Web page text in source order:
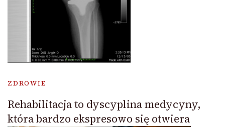
ZDROWIE
Rehabilitacja to dyscyplina medycyny,
która bardzo ekspresowo się otwiera